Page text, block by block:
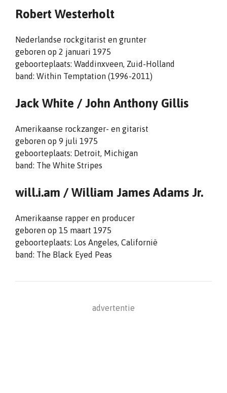
Robert Westerholt
Nederlandse rockgitarist en grunter
geboren op 2 januari 1975
geboorteplaats: Waddinxveen, Zuid-Holland
band: Within Temptation (1996-2011)
Jack White / John Anthony Gillis
Amerikaanse rockzanger- en gitarist
geboren op 9 juli 1975
geboorteplaats: Detroit, Michigan
band: The White Stripes
will.i.am / William James Adams Jr.
Amerikaanse rapper en producer
geboren op 15 maart 1975
geboorteplaats: Los Angeles, Californië
band: The Black Eyed Peas
advertentie